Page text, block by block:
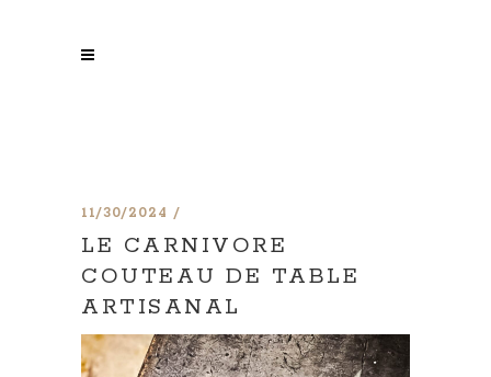
11/30/2024
LE CARNIVORE
COUTEAU DE TABLE
ARTISANAL